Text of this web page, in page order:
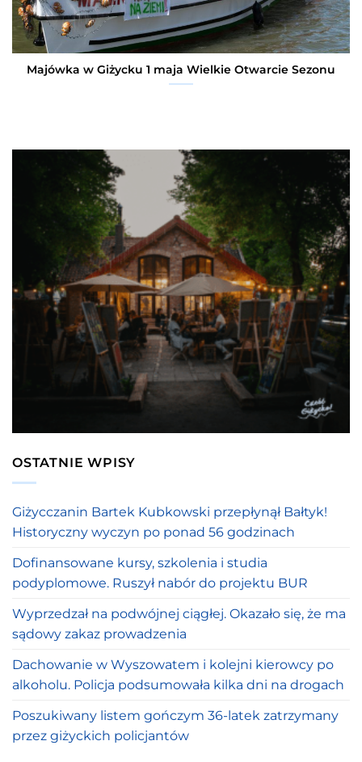
Majówka w Giżycku 1 maja Wielkie Otwarcie Sezonu
OSTATNIE WPISY
Giżycczanin Bartek Kubkowski przepłynął Bałtyk!
Historyczny wyczyn po ponad 56 godzinach
Dofinansowane kursy, szkolenia i studia
podyplomowe. Ruszył nabór do projektu BUR
Wyprzedzał na podwójnej ciągłej. Okazało się, że ma
sądowy zakaz prowadzenia
Dachowanie w Wyszowatem i kolejni kierowcy po
alkoholu. Policja podsumowała kilka dni na drogach
Poszukiwany listem gończym 36-latek zatrzymany
przez giżyckich policjantów